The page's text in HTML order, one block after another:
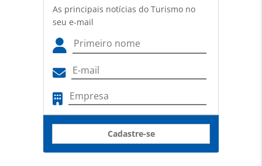
As principais notícias do Turismo no
seu e-mail
Cadastre-se